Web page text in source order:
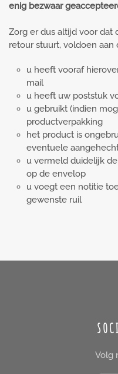
enig bezwaar
Zorg er dus altijd voor
retour stuurt, voldoen aan
u heeft vooraf
mail
u heeft uw poststuk
u gebruikt (indien
productverpakking
het product is
eventuele
u vermeld duidelijk
op de envelop
u voegt een notitie
gewenste ruil
Volg